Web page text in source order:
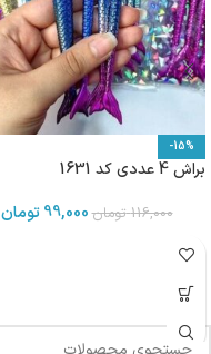
-15%
براش 4 عددی کد 1631
116,000 تومان99,000 تومان